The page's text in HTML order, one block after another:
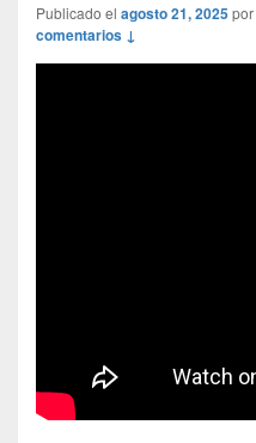
Publicado el agosto 21, 2025por
comentarios ↓